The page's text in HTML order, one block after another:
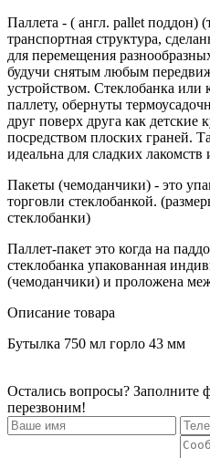
Паллета - ( англ. pallet поддон)
транспортная структура,
для перемещения
будучи снятым любым
устройством. Стеклобанка
паллету, обернуты
друг поверх друга как
посредством плоских граней.
идеальна для сладких лакомств
Пакеты (чемоданчики) - это
торговли стеклобанкой.
стеклобанки)
Паллет-пакет это когда на
стеклобанка упакованная
(чемоданчики) и проложена
Описание товара
Бутылка 750 мл горло 43 мм
Остались вопросы? Заполните
перезвоним!